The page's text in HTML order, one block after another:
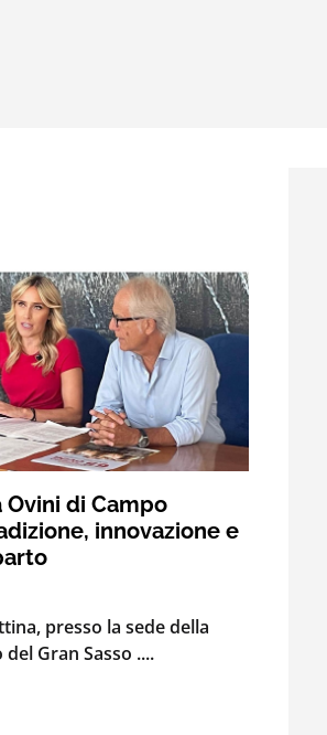
Ovini di Campo
innovazione e
presso la sede della
Gran Sasso ....